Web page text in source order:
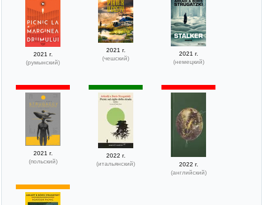
2021 г.
(румынский)
2021 г.
(чешский)
2021 г.
(немецкий)
2021 г.
(польский)
2022 г.
(итальянский)
2022 г.
(английский)